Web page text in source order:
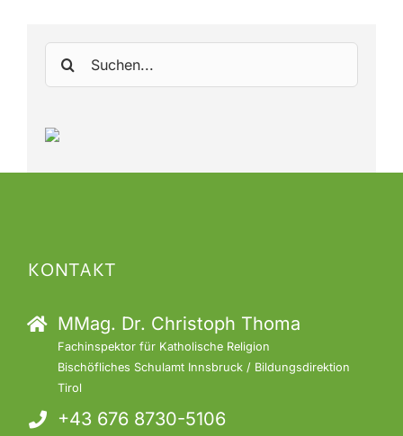
Suche
nach:
KONTAKT
MMag. Dr. Christoph Thoma
Fachinspektor für Katholische Religion
Bischöfliches Schulamt Innsbruck / Bildungsdirektion
Tirol
+43 676 8730-5106